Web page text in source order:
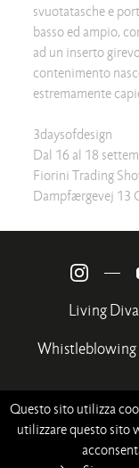
svuotatasche e
basso ed ampio,
ad un inserto
contenimento
estremamente
3daysofdesign
Dal 16 al 18
Fiorini Trading
Dampfærgevej 13
Living
Whistleblowing
—
Questo sito utilizza
utilizzare questo sito